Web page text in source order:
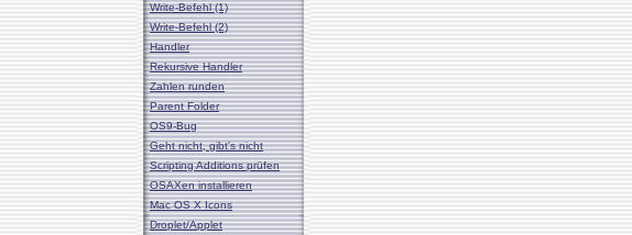
Write-Befehl (1)
Write-Befehl (2)
Handler
Rekursive Handler
Zahlen runden
Parent Folder
OS9-Bug
Geht nicht, gibt's nicht
Scripting Additions prüfen
OSAXen installieren
Mac OS X Icons
Droplet/Applet